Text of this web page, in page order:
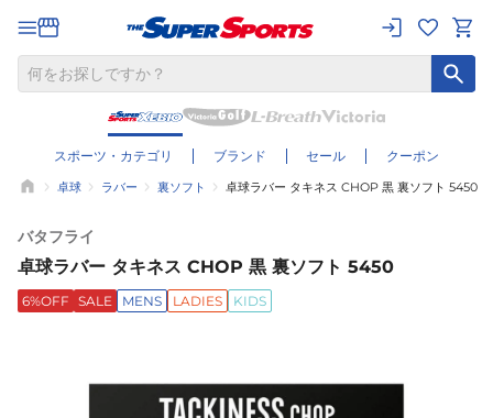
スポーツ・カテゴリ ブランド セール クーポン
卓球 ラバー 裏ソフト 卓球ラバー タキネス CHOP 黒 裏ソフト 5450
バタフライ
卓球ラバー タキネス CHOP 黒 裏ソフト 5450
6%OFF SALE MENS LADIES KIDS